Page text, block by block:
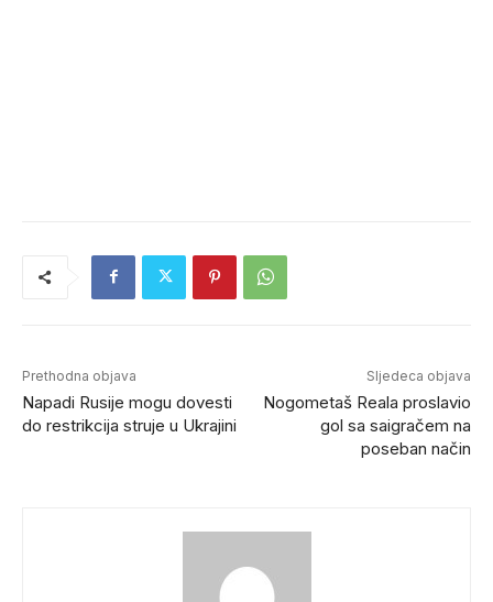
Prethodna objava
Napadi Rusije mogu dovesti
do restrikcija struje u Ukrajini
Sljedeca objava
Nogometaš Reala proslavio
gol sa saigračem na
poseban način